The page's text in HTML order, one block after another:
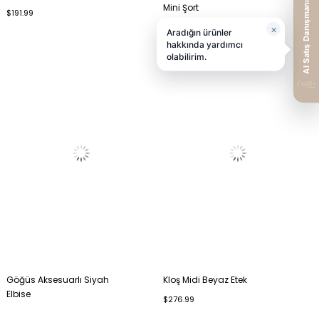
$191.99
Mini Şort
$114.99 $154.99
Göğüs Aksesuarlı Siyah
Elbise
Kloş Midi Beyaz Etek
$276.99